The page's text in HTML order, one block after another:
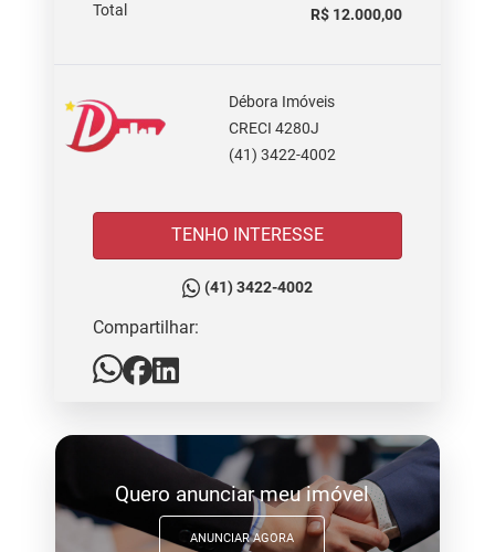
Total
R$ 12.000,00
Débora Imóveis
CRECI 4280J
(41) 3422-4002
TENHO INTERESSE
(41) 3422-4002
Compartilhar:
Quero anunciar meu imóvel
ANUNCIAR AGORA